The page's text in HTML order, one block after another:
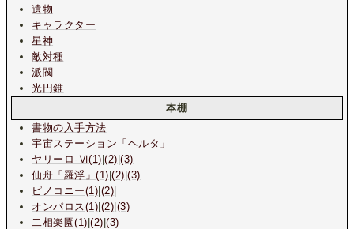
遺物
キャラクター
星神
敵対種
派閥
光円錐
本棚
書物の入手方法
宇宙ステーション 「ヘルタ」
ヤリーロ-Ⅵ(1) |(2) |(3)
仙舟「羅浮」(1) |(2) |(3)
ピノコニー(1) (2)
オンパロス(1) (2) (3)
二相楽園(1) |(2) |(3)